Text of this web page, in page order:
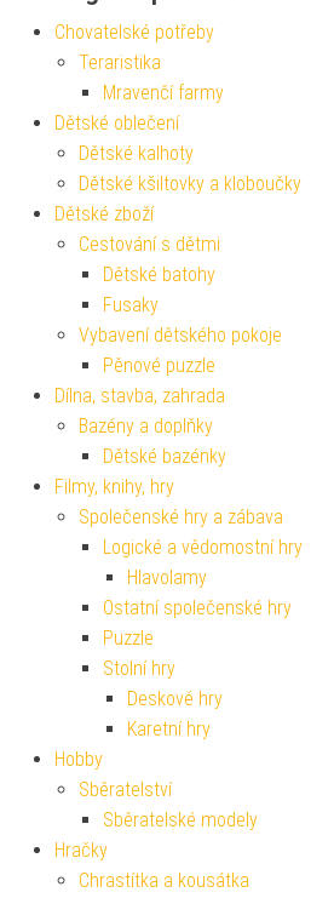
Chovatelské potřeby
Teraristika
Mravenčí farmy
Dětské oblečení
Dětské kalhoty
Dětské kšiltovky a kloboučky
Dětské zboží
Cestování s dětmi
Dětské batohy
Fusaky
Vybavení dětského pokoje
Pěnové puzzle
Dílna, stavba, zahrada
Bazény a doplňky
Dětské bazénky
Filmy, knihy, hry
Společenské hry a zábava
Logické a vědomostní hry
Hlavolamy
Ostatní společenské hry
Puzzle
Stolní hry
Deskové hry
Karetní hry
Hobby
Sběratelství
Sběratelské modely
Hračky
Chrastítka a kousátka